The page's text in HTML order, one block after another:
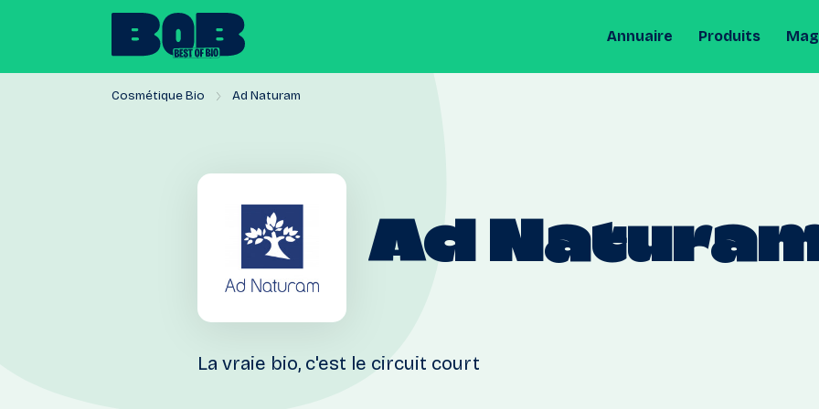
Annuaire Produits
Cosmétique Bio Ad Naturam
Ad
La vraie bio, c'est le circuit court